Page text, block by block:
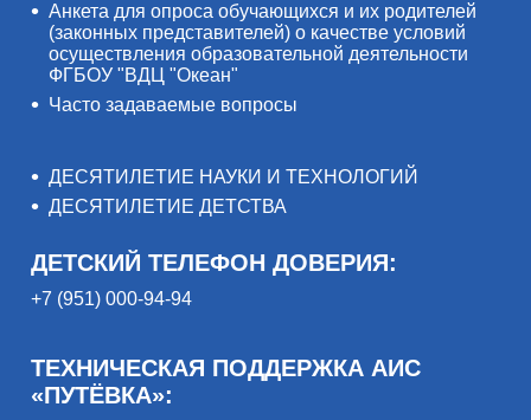
Анкета для опроса обучающихся и их родителей
(законных представителей) о качестве условий
осуществления образовательной деятельности
ФГБОУ "ВДЦ "Океан"
Часто задаваемые вопросы
ДЕСЯТИЛЕТИЕ НАУКИ И ТЕХНОЛОГИЙ
ДЕСЯТИЛЕТИЕ ДЕТСТВА
ДЕТСКИЙ ТЕЛЕФОН ДОВЕРИЯ:
+7 (951) 000-94-94
ТЕХНИЧЕСКАЯ ПОДДЕРЖКА АИС
«ПУТЁВКА»: